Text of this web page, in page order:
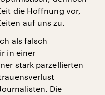
die Hoffnung vor,
auf uns zu.
als falsch
in einer
stark parzellierten
Die